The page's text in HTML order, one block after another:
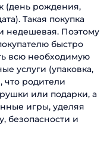
(день рождения,
Такая покупка
недешевая. Поэтому
быстро
всю необходимую
услуги (упаковка,
что родители
или подарки, а
игры, уделяя
безопасности и